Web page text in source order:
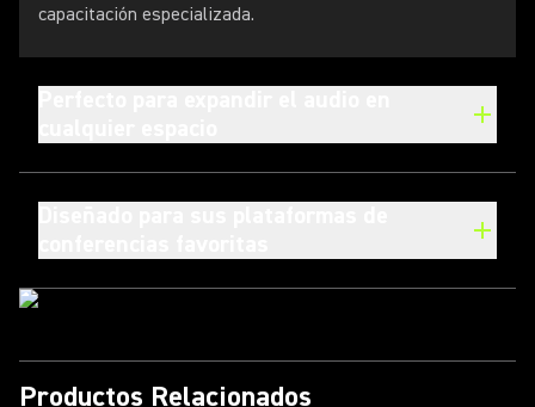
capacitación especializada.
Productos Relacionados